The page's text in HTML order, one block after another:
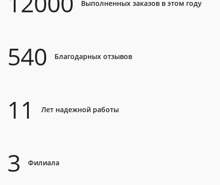
Выполненных заказов в этом году
540 Благодарных отзывов
11 Лет надежной работы
3 Филиала